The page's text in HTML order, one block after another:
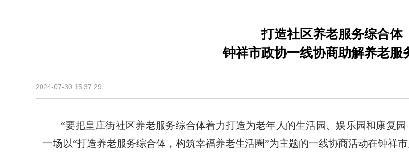
打造社区养老服务综合体
钟祥市政协一线协商助解养老服
2024-07-30 15:37:29
“要把皇庄街社区养老服务综合体着力打造为老年人的生活园、娱乐园和康复
一场以“打造养老服务综合体，构筑幸福养老生活圈”为主题的一线协商活动在钟祥